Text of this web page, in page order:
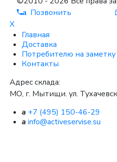
a Позвонить
X
Главная
Доставка
Потребителю на заметку
Контакты
Адрес склада:
МО, г. Мытищи. ул.
a +7 (495) 150-46-29
a info@activeservise.su